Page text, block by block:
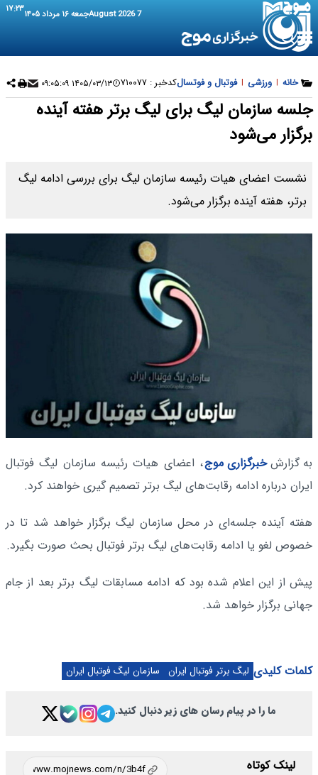
7 August 2026 جمعه ۱۶ مرداد ۱۴۰۵ ۱۷:۲۳
خانه | ورزشی | فوتبال و فوتسالکدخبر : ۷۱۰۰۷۷ ۱۴۰۵/۰۳/۱۳ ۰۹:۰۵:۰۹
جلسه سازمان لیگ برای لیگ برتر هفته آینده
برگزار می‌شود
نشست اعضای هیات رئیسه سازمان لیگ برای بررسی ادامه لیگ
برتر، هفته آینده برگزار می‌شود.
به گزارشخبرگزاری موج، اعضای هیات رئیسه سازمان لیگ فوتبال
ایران درباره ادامه رقابت‌های لیگ برتر تصمیم گیری خواهند کرد.
هفته آینده جلسه‌ای در محل سازمان لیگ برگزار خواهد شد تا در
خصوص لغو یا ادامه رقابت‌های لیگ برتر فوتبال بحث صورت بگیرد.
پیش از این اعلام شده بود که ادامه مسابقات لیگ برتر بعد از جام
جهانی برگزار خواهد شد.
کلمات کلیدی لیگ برتر فوتبال ایران سازمان لیگ فوتبال ایران
ما را در پیام رسان های زیر دنبال کنید.
لینک کوتاه